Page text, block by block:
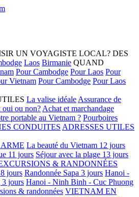
UN VOYAGISTE LOCAL? DES
Laos Birmanie QUAND
Pour Cambodge Pour Laos Pour
Vietnam Pour Cambodge Pour Laos
La valise idéale Assurance de
oui ou non? Achat et marchandage
portable au Vietnam ? Pourboires
CONDUITES ADRESSES UTILES
La beauté du Vietnam 12 jours
11 jours Séjour avec la plage 13 jours
& RANDONNÉES
jours Randonnée Sapa 3 jours Hanoi -
jours Hanoi - Ninh Binh - Cuc Phuong
& randonnées VIETNAM EN